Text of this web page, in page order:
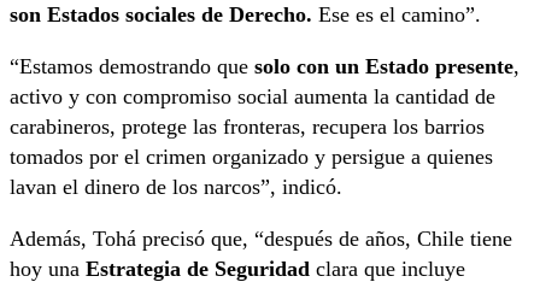
son Estados sociales de Derecho. Ese es el camino”.
“Estamos demostrando que solo con un Estado presente,
activo y con compromiso social aumenta la cantidad de
carabineros, protege las fronteras, recupera los barrios
tomados por el crimen organizado y persigue a quienes
lavan el dinero de los narcos”, indicó.
Además, Tohá precisó que, “después de años, Chile tiene
hoy una Estrategia de Seguridad clara que incluye